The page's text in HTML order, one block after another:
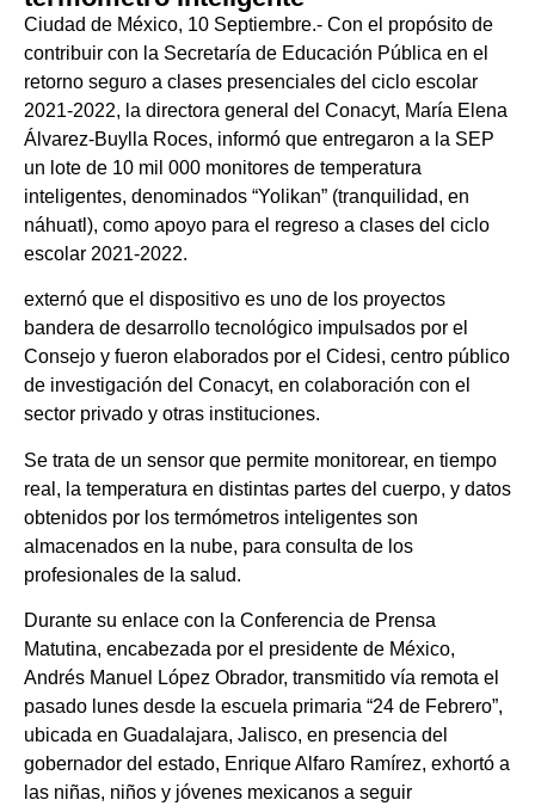
Ciudad de México, 10 Septiembre.- Con el propósito de
contribuir con la Secretaría de Educación Pública en el
retorno seguro a clases presenciales del ciclo escolar
2021-2022, la directora general del Conacyt, María Elena
Álvarez-Buylla Roces, informó que entregaron a la SEP
un lote de 10 mil 000 monitores de temperatura
inteligentes, denominados “Yolikan” (tranquilidad, en
náhuatl), como apoyo para el regreso a clases del ciclo
escolar 2021-2022.
externó que el dispositivo es uno de los proyectos
bandera de desarrollo tecnológico impulsados por el
Consejo y fueron elaborados por el Cidesi, centro público
de investigación del Conacyt, en colaboración con el
sector privado y otras instituciones.
Se trata de un sensor que permite monitorear, en tiempo
real, la temperatura en distintas partes del cuerpo, y datos
obtenidos por los termómetros inteligentes son
almacenados en la nube, para consulta de los
profesionales de la salud.
Durante su enlace con la Conferencia de Prensa
Matutina, encabezada por el presidente de México,
Andrés Manuel López Obrador, transmitido vía remota el
pasado lunes desde la escuela primaria “24 de Febrero”,
ubicada en Guadalajara, Jalisco, en presencia del
gobernador del estado, Enrique Alfaro Ramírez, exhortó a
las niñas, niños y jóvenes mexicanos a seguir